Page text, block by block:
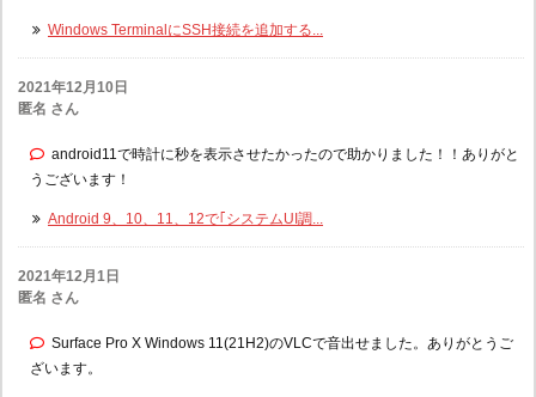
Windows TerminalにSSH接続を追加する...
2021年12月10日
匿名 さん
android11で時計に秒を表示させたかったので助かりました！！ありがと
うございます！
Android 9、10、11、12で｢システムUI調...
2021年12月1日
匿名 さん
Surface Pro X Windows 11(21H2)のVLCで音出せました。ありがとうご
ざいます。